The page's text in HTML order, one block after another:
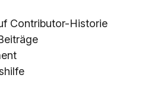
Contributor-Historie